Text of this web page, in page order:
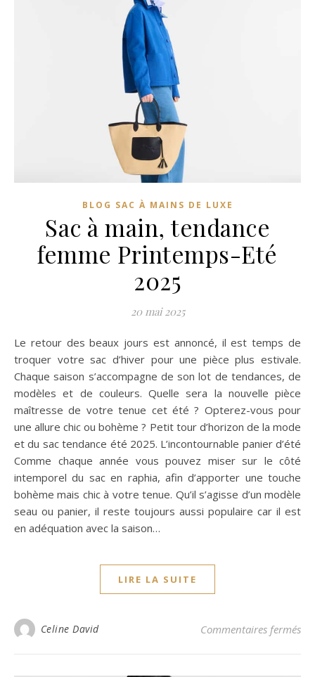
BLOG SAC À MAINS DE LUXE
Sac à main, tendance
femme Printemps-Eté
2025
20 mai 2025
Le retour des beaux jours est annoncé, il est temps de
troquer votre sac d’hiver pour une pièce plus estivale.
Chaque saison s’accompagne de son lot de tendances, de
modèles et de couleurs. Quelle sera la nouvelle pièce
maîtresse de votre tenue cet été ? Opterez-vous pour
une allure chic ou bohème ? Petit tour d’horizon de la mode
et du sac tendance été 2025. L’incontournable panier d’été
Comme chaque année vous pouvez miser sur le côté
intemporel du sac en raphia, afin d’apporter une touche
bohème mais chic à votre tenue. Qu’il s’agisse d’un modèle
seau ou panier, il reste toujours aussi populaire car il est
en adéquation avec la saison…
LIRE LA SUITE
Celine David Commentaires fermés